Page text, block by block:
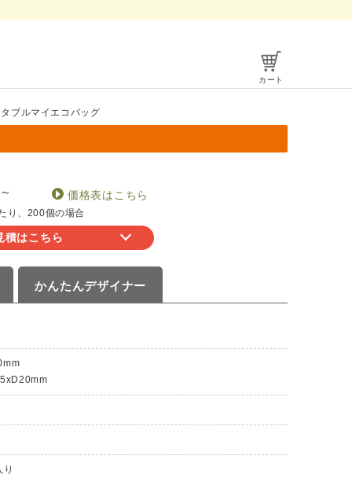
カート
ブルマイエコバッグ
価格表はこちら
り、200個の場合
積はこちら
かんたんデザイナー